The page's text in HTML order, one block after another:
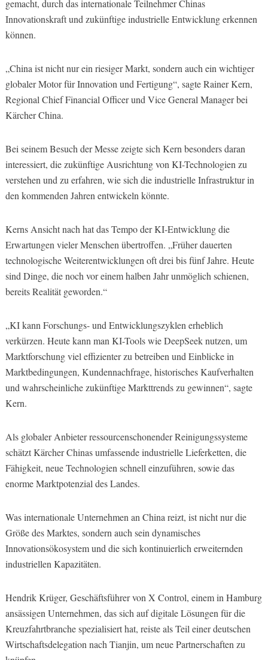
gemacht, durch das internationale Teilnehmer Chinas
Innovationskraft und zukünftige industrielle Entwicklung erkennen
können.
„China ist nicht nur ein riesiger Markt, sondern auch ein wichtiger
globaler Motor für Innovation und Fertigung“, sagte Rainer Kern,
Regional Chief Financial Officer und Vice General Manager bei
Kärcher China.
Bei seinem Besuch der Messe zeigte sich Kern besonders daran
interessiert, die zukünftige Ausrichtung von KI-Technologien zu
verstehen und zu erfahren, wie sich die industrielle Infrastruktur in
den kommenden Jahren entwickeln könnte.
Kerns Ansicht nach hat das Tempo der KI-Entwicklung die
Erwartungen vieler Menschen übertroffen. „Früher dauerten
technologische Weiterentwicklungen oft drei bis fünf Jahre. Heute
sind Dinge, die noch vor einem halben Jahr unmöglich schienen,
bereits Realität geworden.“
„KI kann Forschungs- und Entwicklungszyklen erheblich
verkürzen. Heute kann man KI-Tools wie DeepSeek nutzen, um
Marktforschung viel effizienter zu betreiben und Einblicke in
Marktbedingungen, Kundennachfrage, historisches Kaufverhalten
und wahrscheinliche zukünftige Markttrends zu gewinnen“, sagte
Kern.
Als globaler Anbieter ressourcenschonender Reinigungssysteme
schätzt Kärcher Chinas umfassende industrielle Lieferketten, die
Fähigkeit, neue Technologien schnell einzuführen, sowie das
enorme Marktpotenzial des Landes.
Was internationale Unternehmen an China reizt, ist nicht nur die
Größe des Marktes, sondern auch sein dynamisches
Innovationsökosystem und die sich kontinuierlich erweiternden
industriellen Kapazitäten.
Hendrik Krüger, Geschäftsführer von X Control, einem in Hamburg
ansässigen Unternehmen, das sich auf digitale Lösungen für die
Kreuzfahrtbranche spezialisiert hat, reiste als Teil einer deutschen
Wirtschaftsdelegation nach Tianjin, um neue Partnerschaften zu